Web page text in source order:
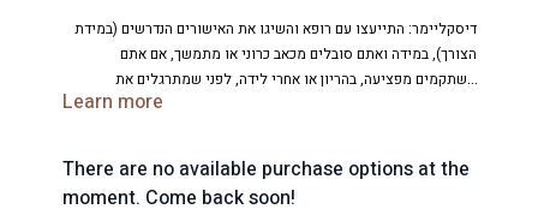
דיסקליימר: התייעצו עם רופא והשיגו את האישורים הנדרשים (במידת
הצורך), במידה ואתם סובלים מכאב כרוני או מתמשך, אם אתם
משתקמים מפציעה, בהריון או אחרי לידה, לפני שמתרגלים את
Learn more
There are no available purchase options at the
moment. Come back soon!